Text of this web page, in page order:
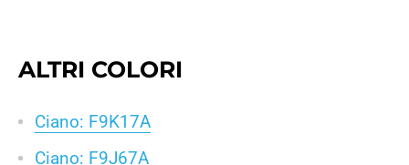
ALTRI COLORI
Ciano: F9K17A
Ciano: F9J67A